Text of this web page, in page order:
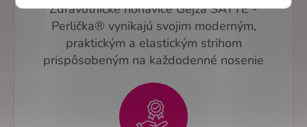
Zdravotnícke nohavice Gejza SATTÉ -
Perlička® vynikajú svojim moderným,
praktickým a elastickým strihom
prispôsobeným na každodenné nosenie